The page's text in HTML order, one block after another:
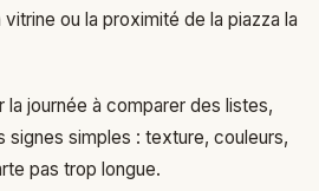
ou la proximité de la piazza la
la journée à comparer des listes,
signes simples : texture, couleurs,
pas trop longue.